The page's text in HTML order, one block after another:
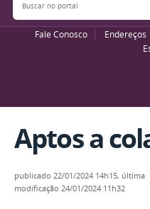
Fale Conosco Endereços
Aptos a
publicado 22/01/2024 14h15, última
modificação 24/01/2024 11h32